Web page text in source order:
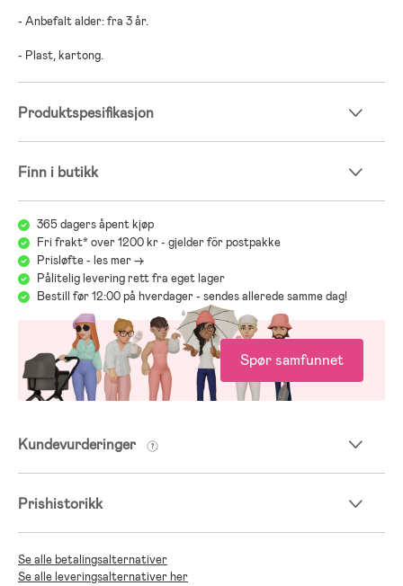
- Anbefalt alder: fra 3 år.
- Plast, kartong.
Produktspesifikasjon
Finn i butikk
365 dagers åpent kjøp
Fri frakt* over 1200 kr - gjelder för postpakke
Prisløfte - les mer ->
Pålitelig levering rett fra eget lager
Bestill før 12:00 på hverdager - sendes allerede samme dag!
Spør samfunnet
Kundevurderinger
Prishistorikk
Se alle betalingsalternativer
Se alle leveringsalternativer her